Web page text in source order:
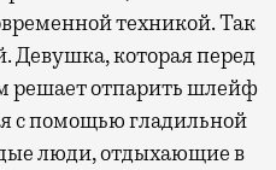
техникой. Так
Девушка, которая перед
решает отпарить шлейф
с помощью гладильной
люди, отдыхающие в